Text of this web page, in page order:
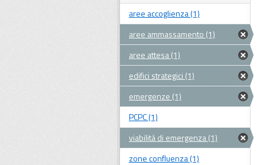
aree accoglienza (1)
aree ammassamento (1)
aree attesa (1)
edifici strategici (1)
emergenze (1)
PCPC (1)
viabilità di emergenza (1)
zone confluenza (1)